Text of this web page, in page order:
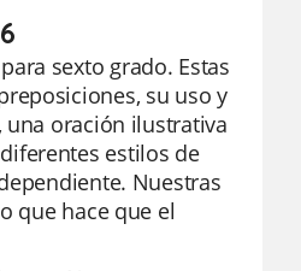
sexto grado. Estas
su uso y
una oración ilustrativa
estilos de
Nuestras
que hace que el